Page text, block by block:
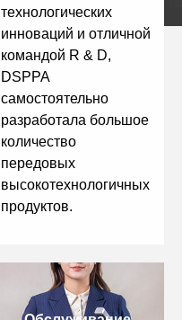
технологических
инноваций и отличной
командой R & D,
DSPPA
самостоятельно
разработала большое
количество
передовых
высокотехнологичных
продуктов.